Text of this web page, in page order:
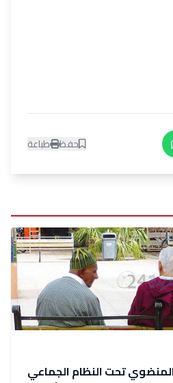
حفظ طباعة
تحت النظام الجماعي